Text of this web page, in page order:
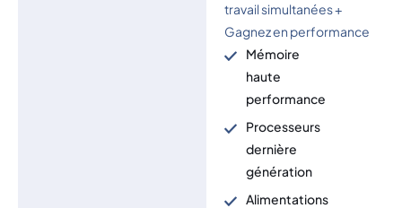
travail simultanées +
Gagnez en performance
Mémoire
haute
performance
Processeurs
dernière
génération
Alimentations